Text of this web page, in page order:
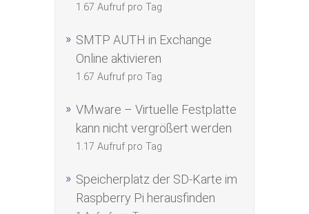
1.67 Aufruf pro Tag
SMTP AUTH in Exchange
Online aktivieren
1.67 Aufruf pro Tag
VMware – Virtuelle Festplatte
kann nicht vergrößert werden
1.17 Aufruf pro Tag
Speicherplatz der SD-Karte im
Raspberry Pi herausfinden